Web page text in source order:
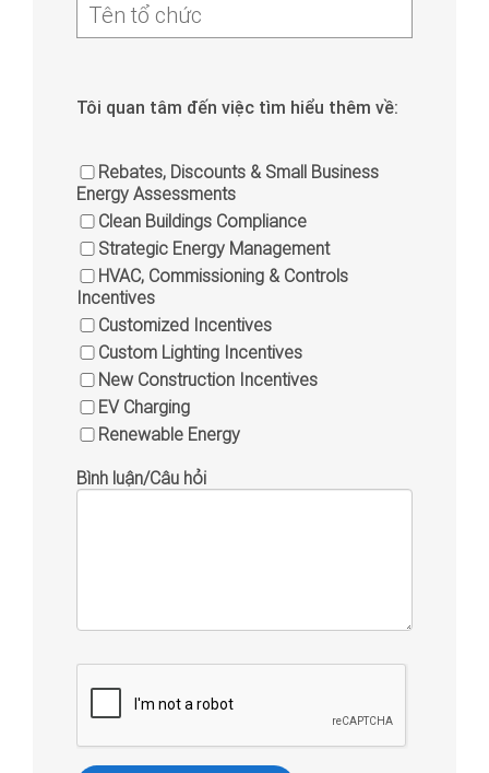
Tên tổ chức
Tôi quan tâm đến việc tìm hiểu thêm về:
Rebates, Discounts & Small Business
Energy Assessments
Clean Buildings Compliance
Strategic Energy Management
HVAC, Commissioning & Controls
Incentives
Customized Incentives
Custom Lighting Incentives
New Construction Incentives
EV Charging
Renewable Energy
Bình luận/Câu hỏi